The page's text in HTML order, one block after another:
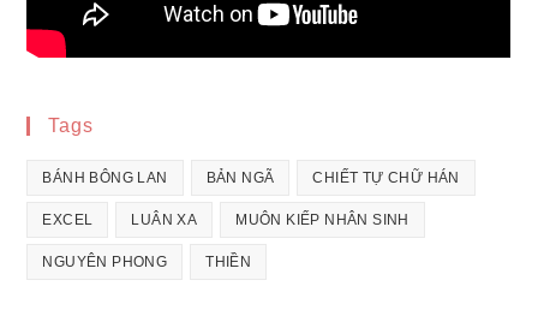
Tags
BÁNH BÔNG LAN BẢN NGÃ CHIẾT TỰ CHỮ HÁN
EXCEL LUÂN XA MUÔN KIẾP NHÂN SINH
NGUYÊN PHONG THIỀN